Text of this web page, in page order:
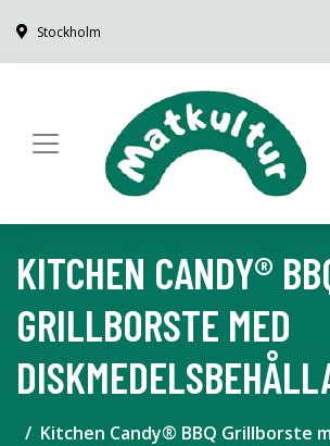
Stockholm
KITCHEN CANDY®
GRILLBORSTE MED
Kitchen Candy® BBQ Grillborste